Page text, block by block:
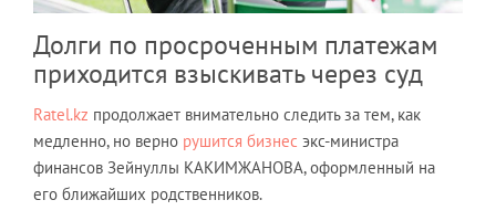
Долги по просроченным платежам
приходится взыскивать через суд
Ratel.kz продолжает внимательно следить за тем, как
медленно, но верно рушится бизнес экс-министра
финансов Зейнуллы КАКИМЖАНОВА, оформленный на
его ближайших родственников.